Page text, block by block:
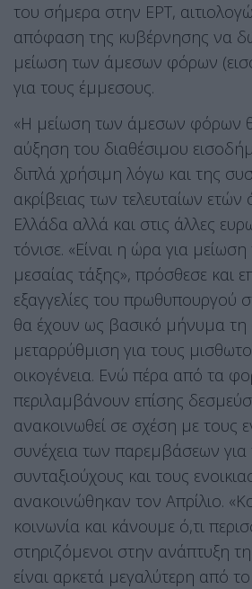
του σήμερα στην ΕΡΤ,
απόφαση της κυβέρνησης να
μείωση των άμεσων φόρων
για τους έμμεσους.
«Η μείωση των άμεσων φόρων
αύξηση του διαθέσιμου
διπλά χρήσιμη λόγω και της
ακρίβειας των τελευταίων
Ελλάδα αλλά και στις άλλες
τόνισε. «Είναι η ώρα για
μεσαίας τάξης», πρόσθεσε και
εξαγγελίες του πρωθυπουργού
θα έχουν ως βασικό μήνυμα τη
μεταρρύθμιση για τους
οικογένεια. Ενώ πέρα από τα
περιλαμβάνουν επίσης
ανακοινωθεί σε σχέση με τους
συνέχεια των παρεμβάσεων για
συνταξιούχους και τους
ανακοινώθηκαν τον Απρίλιο.
κοινωνία και κάνουμε ό,τι
στηριζόμενοι στην ανάπτυξη
είναι αρκετά μεγαλύτερη από